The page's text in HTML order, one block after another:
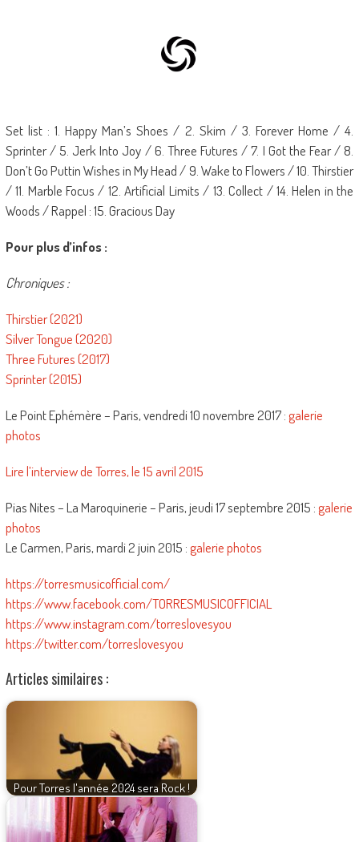
Set list : 1. Happy Man’s Shoes / 2. Skim / 3. Forever Home / 4.
Sprinter / 5. Jerk Into Joy / 6. Three Futures / 7. I Got the Fear / 8.
Don’t Go Puttin Wishes in My Head / 9. Wake to Flowers / 10. Thirstier
/ 11. Marble Focus / 12. Artificial Limits / 13. Collect / 14. Helen in the
Woods / Rappel : 15. Gracious Day
Pour plus d’infos :
Chroniques :
Thirstier (2021)
Silver Tongue (2020)
Three Futures (2017)
Sprinter (2015)
Le Point Ephémère – Paris, vendredi 10 novembre 2017 :galerie
photos
Lire l’interview de Torres, le 15 avril 2015
Pias Nites – La Maroquinerie – Paris, jeudi 17 septembre 2015 :galerie
photos
Le Carmen, Paris, mardi 2 juin 2015 :galerie photos
https://torresmusicofficial.com/
https://www.facebook.com/TORRESMUSICOFFICIAL
https://www.instagram.com/torreslovesyou
https://twitter.com/torreslovesyou
Articles similaires :
Pour Torres l'année 2024 sera Rock !